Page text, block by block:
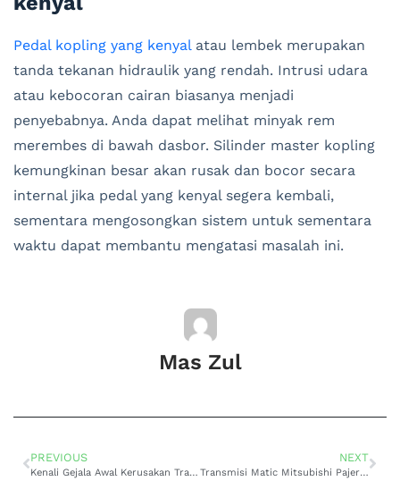
Pedal kopling yang kenyal atau lembek merupakan
tanda tekanan hidraulik yang rendah. Intrusi udara
atau kebocoran cairan biasanya menjadi
penyebabnya. Anda dapat melihat minyak rem
merembes di bawah dasbor. Silinder master kopling
kemungkinan besar akan rusak dan bocor secara
internal jika pedal yang kenyal segera kembali,
sementara mengosongkan sistem untuk sementara
waktu dapat membantu mengatasi masalah ini.
Mas Zul
PREVIOUS
Kenali Gejala Awal Kerusakan Transmisi Matic di Mitsubishi Galant
NEXT
Transmisi Matic Mitsubishi Pajero Bermasalah: Penyebab dan Solusi